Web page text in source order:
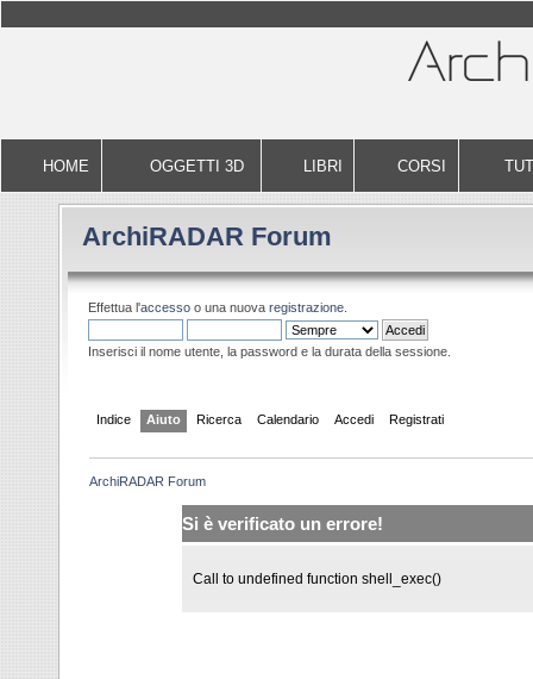
HOME OGGETTI 3D LIBRI CORSI
ArchiRADAR Forum
Effettua l'accesso o una nuova registrazione.
Inserisci il nome utente, la password e la durata della sessione.
Indice Aiuto Ricerca Calendario Accedi Registrati
ArchiRADAR Forum
Si è verificato un errore!
Call to undefined function shell_exec()